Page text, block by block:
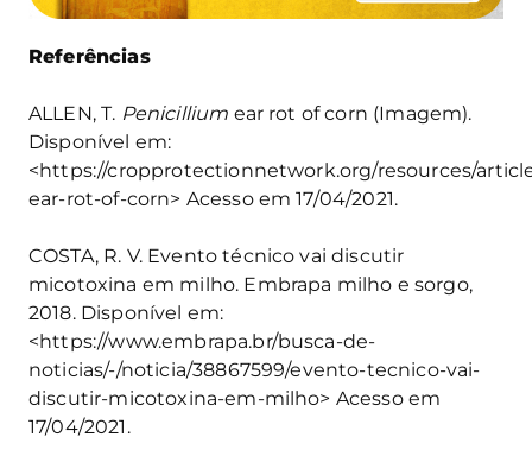
Referências
ALLEN, T. Penicillium ear rot of corn (Imagem).
Disponível em:
<https://cropprotectionnetwork.org/resources/
ear-rot-of-corn> Acesso em 17/04/2021.
COSTA, R. V. Evento técnico vai discutir
micotoxina em milho. Embrapa milho e sorgo,
2018. Disponível em:
<https://www.embrapa.br/busca-de-
noticias/-/noticia/38867599/evento-tecnico-vai-
discutir-micotoxina-em-milho> Acesso em
17/04/2021.